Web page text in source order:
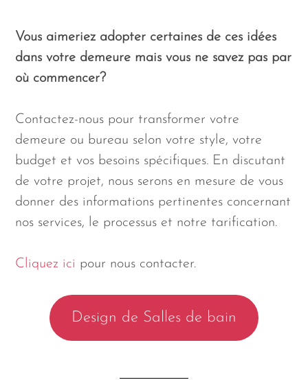
Vous aimeriez adopter certaines de ces idées
dans votre demeure mais vous ne savez pas par
où commencer?
Contactez-nous pour transformer votre
demeure ou bureau selon votre style, votre
budget et vos besoins spécifiques. En discutant
de votre projet, nous serons en mesure de vous
donner des informations pertinentes concernant
nos services, le processus et notre tarification.
Cliquez ici pour nous contacter.
Design de Salles de bain